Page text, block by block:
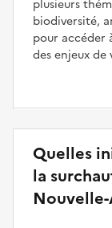
plusieurs
biodiversité,
pour accéder
des enjeux
Quelles
la